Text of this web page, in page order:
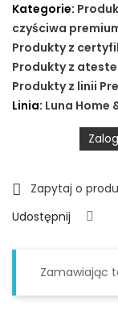
Kategorie:
czyściwa
Produkty z
Produkty z
Produkty z linii
Linia: Luna Home

Zapytaj o
Udostępnij
Zamawiając